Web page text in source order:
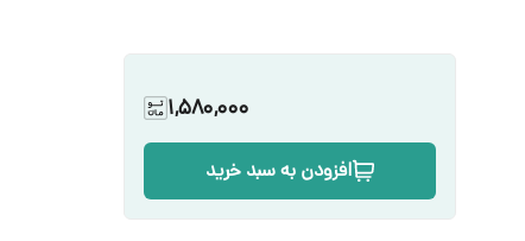
1,580,000
افزودن به سبد خرید